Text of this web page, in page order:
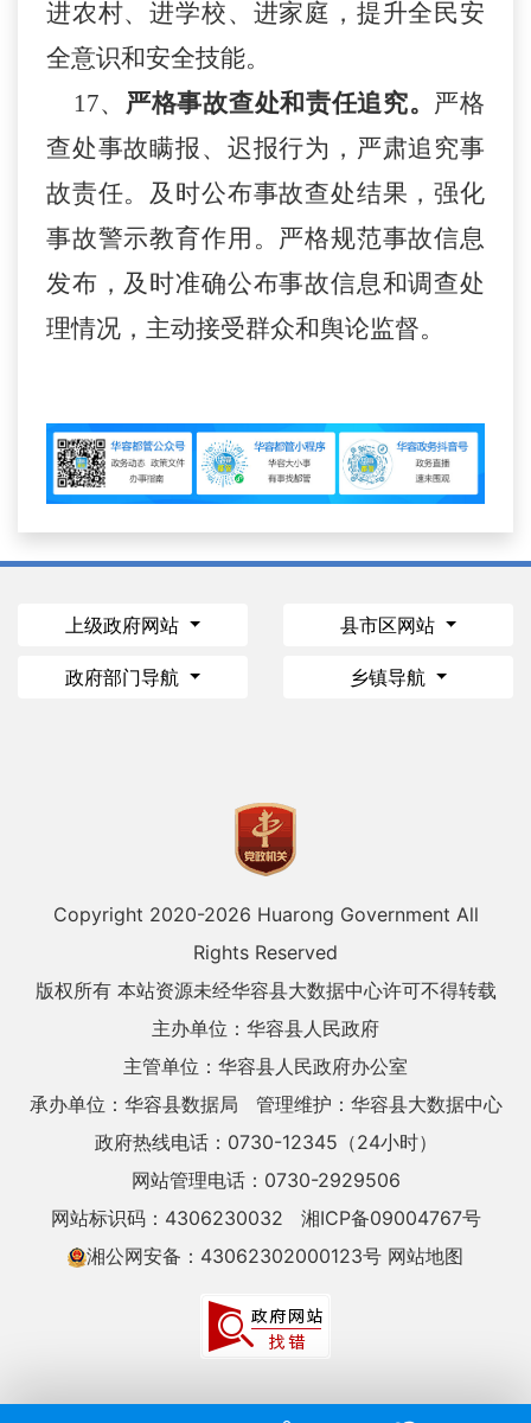
进农村、进学校、进家庭，提升全民安
全意识和安全技能。
17、 严格事故查处和责任追究。 严格
查处事故瞒报、迟报行为，严肃追究事
故责任。及时公布事故查处结果，强化
事故警示教育作用。严格规范事故信息
发布，及时准确公布事故信息和调查处
理情况，主动接受群众和舆论监督。
上级政府网站 县市区网站
政府部门导航 乡镇导航
Copyright 2020-2026 Huarong Government All
Rights Reserved
版权所有 本站资源未经华容县大数据中心许可不得转载
主办单位：华容县人民政府
主管单位：华容县人民政府办公室
承办单位：华容县数据局
管理维护：华容县大数据中心
政府热线电话：0730-12345（24小时）
网站管理电话：0730-2929506
网站标识码：4306230032
湘ICP备09004767号
湘公网安备：43062302000123号 网站地图